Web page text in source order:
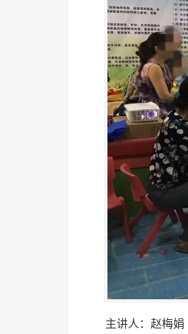
主讲人：赵梅娟